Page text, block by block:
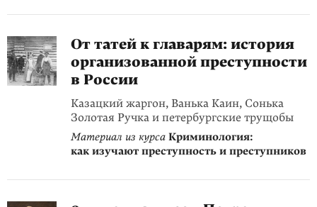
От татей к главарям: история
организованной преступности
в России
Казацкий жаргон, Ванька Каин, Сонька
Золотая Ручка и петербургские трущобы
Материал из курса Криминология:
как изучают преступность и преступников